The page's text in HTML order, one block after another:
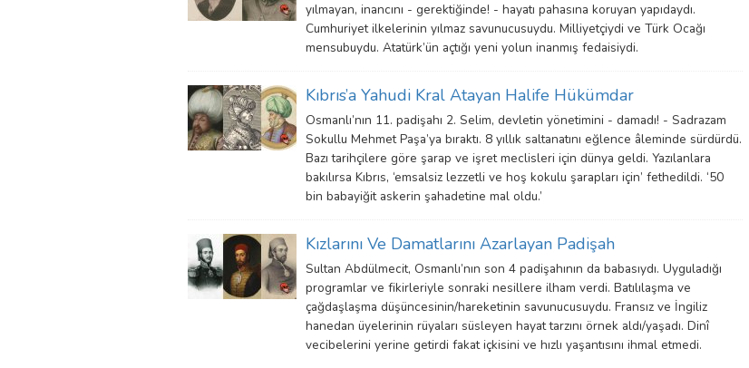
yılmayan, inancını - gerektiğinde! - hayatı pahasına koruyan yapıdaydı.
Cumhuriyet ilkelerinin yılmaz savunucusuydu. Milliyetçiydi ve Türk Ocağı
mensubuydu. Atatürk’ün açtığı yeni yolun inanmış fedaisiydi.
Kıbrıs’a Yahudi Kral Atayan Halife Hükümdar
Osmanlı’nın 11. padişahı 2. Selim, devletin yönetimini - damadı! - Sadrazam
Sokullu Mehmet Paşa’ya bıraktı. 8 yıllık saltanatını eğlence âleminde sürdürdü.
Bazı tarihçilere göre şarap ve işret meclisleri için dünya geldi. Yazılanlara
bakılırsa Kıbrıs, ‘emsalsiz lezzetli ve hoş kokulu şarapları için’ fethedildi. ‘50
bin babayiğit askerin şahadetine mal oldu.’
Kızlarını Ve Damatlarını Azarlayan Padişah
Sultan Abdülmecit, Osmanlı’nın son 4 padişahının da babasıydı. Uyguladığı
programlar ve fikirleriyle sonraki nesillere ilham verdi. Batılılaşma ve
çağdaşlaşma düşüncesinin/hareketinin savunucusuydu. Fransız ve İngiliz
hanedan üyelerinin rüyaları süsleyen hayat tarzını örnek aldı/yaşadı. Dinî
vecibelerini yerine getirdi fakat içkisini ve hızlı yaşantısını ihmal etmedi.